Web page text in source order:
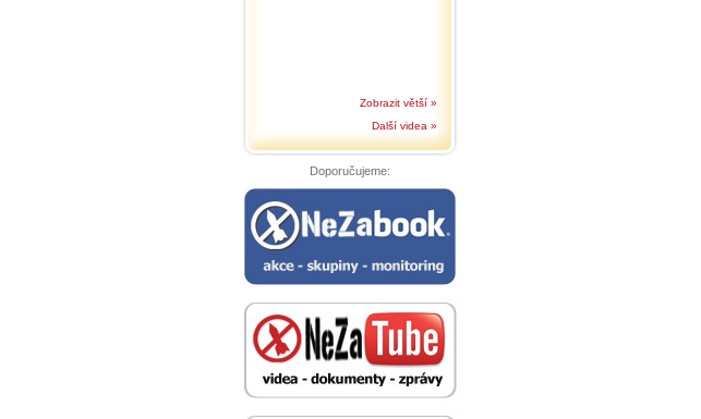
Zobrazit větší »
Další videa »
Doporučujeme: